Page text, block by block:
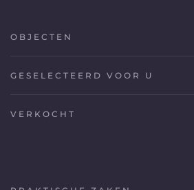
OBJECTEN
GESELECTEERD VOOR U
VERKOCHT